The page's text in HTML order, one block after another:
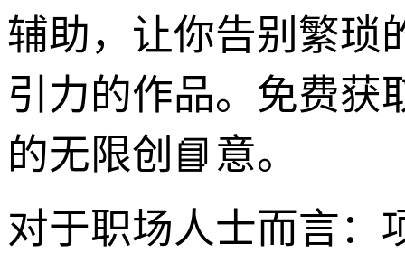
辅助，让你告别繁琐
引力的作品。免费获
的无限创📘意。
对于职场人士而言：